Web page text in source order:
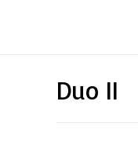
Duo II